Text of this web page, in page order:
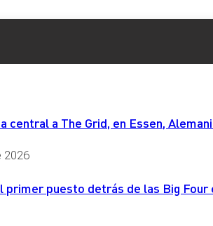
central a The Grid, en Essen,
2026
primer puesto detrás de las Big